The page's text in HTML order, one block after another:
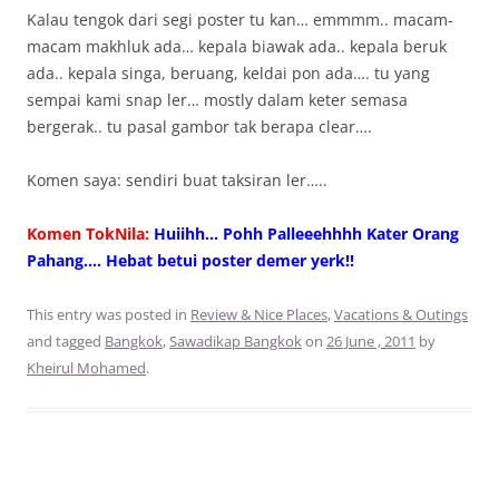
Kalau tengok dari segi poster tu kan… emmmm.. macam-
macam makhluk ada… kepala biawak ada.. kepala beruk
ada.. kepala singa, beruang, keldai pon ada…. tu yang
sempai kami snap ler… mostly dalam keter semasa
bergerak.. tu pasal gambor tak berapa clear….
Komen saya: sendiri buat taksiran ler…..
Komen TokNila: Huiihh… Pohh Palleeehhhh Kater Orang
Pahang…. Hebat betui poster demer yerk!!
This entry was posted in Review & Nice Places,Vacations & Outings
and tagged Bangkok,Sawadikap Bangkokon 26 June , 2011 by
Kheirul Mohamed.